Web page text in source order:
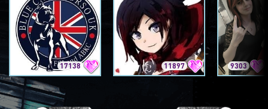
17138 11897 9303